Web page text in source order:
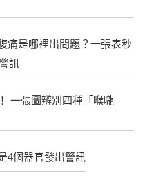
痛是哪裡出問題？一張表秒
訊
一張圖辨別四種「喉嚨
4個器官發出警訊